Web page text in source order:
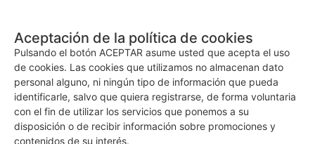
Aceptación de la política de cookies
Pulsando el botón ACEPTAR asume usted que acepta el uso
de cookies. Las cookies que utilizamos no almacenan dato
personal alguno, ni ningún tipo de información que pueda
identificarle, salvo que quiera registrarse, de forma voluntaria
con el fin de utilizar los servicios que ponemos a su
disposición o de recibir información sobre promociones y
contenidos de su interés.